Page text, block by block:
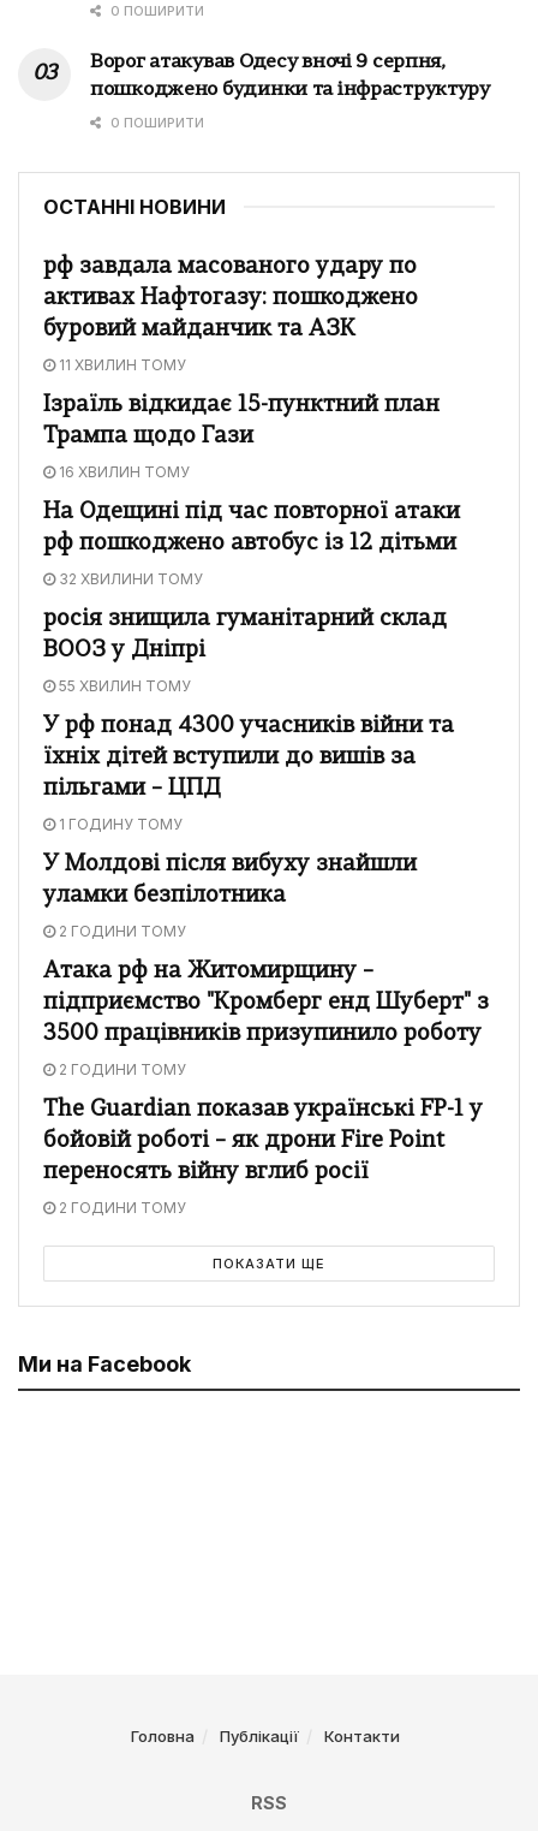
0 ПОШИРИТИ
Ворог атакував Одесу вночі 9 серпня,
пошкоджено будинки та інфраструктуру
0 ПОШИРИТИ
ОСТАННІ НОВИНИ
рф завдала масованого удару по
активах Нафтогазу: пошкоджено
буровий майданчик та АЗК
11 ХВИЛИН ТОМУ
Ізраїль відкидає 15-пунктний план
Трампа щодо Гази
16 ХВИЛИН ТОМУ
На Одещині під час повторної атаки
рф пошкоджено автобус із 12 дітьми
32 ХВИЛИНИ ТОМУ
росія знищила гуманітарний склад
ВООЗ у Дніпрі
55 ХВИЛИН ТОМУ
У рф понад 4300 учасників війни та
їхніх дітей вступили до вишів за
пільгами – ЦПД
1 ГОДИНУ ТОМУ
У Молдові після вибуху знайшли
уламки безпілотника
2 ГОДИНИ ТОМУ
Атака рф на Житомирщину –
підприємство "Кромберг енд Шуберт" з
3500 працівників призупинило роботу
2 ГОДИНИ ТОМУ
The Guardian показав українські FP-1 у
бойовій роботі – як дрони Fire Point
переносять війну вглиб росії
2 ГОДИНИ ТОМУ
ПОКАЗАТИ ЩЕ
Ми на Facebook
Головна Публікації Контакти
RSS